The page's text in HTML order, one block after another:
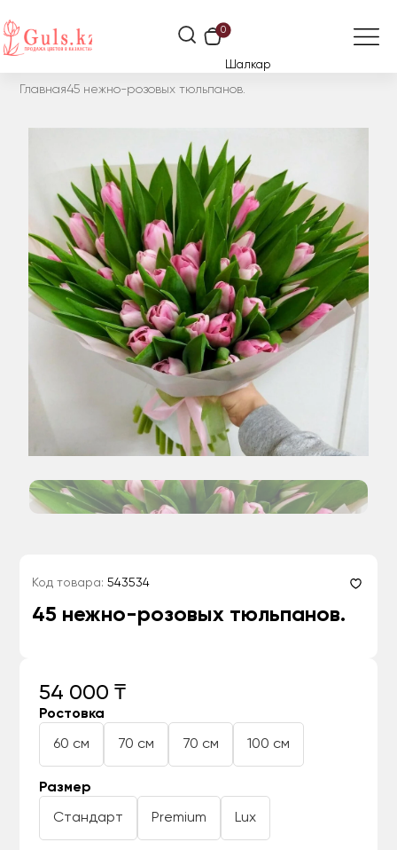
0
Шалкар
Главная45 нежно-розовых тюльпанов.
Код товара: 543534
45 нежно-розовых тюльпанов.
54 000 ₸
Ростовка
60 см 70 см 70 см 100 см
Размер
Стандарт Premium Lux